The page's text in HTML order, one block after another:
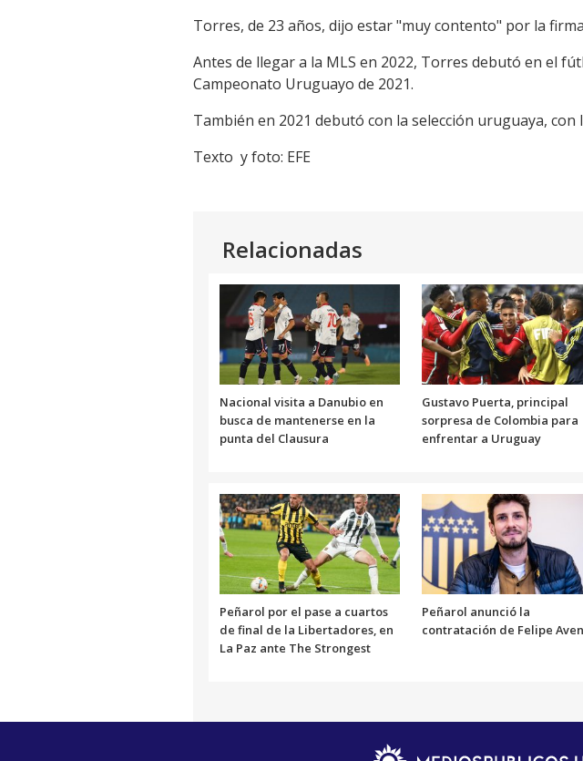
Torres, de 23 años, dijo estar "muy contento" por la
Antes de llegar a la MLS en 2022, Torres debutó en el
Campeonato Uruguayo de 2021.
También en 2021 debutó con la selección uruguaya,
Texto y foto: EFE
Relacionadas
Nacional visita a Danubio en
busca de mantenerse en la
punta del Clausura
Gustavo Puerta, principal
sorpresa de Colombia para
enfrentar a Uruguay
Peñarol por el pase a cuartos
de final de la Libertadores, en
La Paz ante The Strongest
Peñarol anunció la
contratación de Felipe